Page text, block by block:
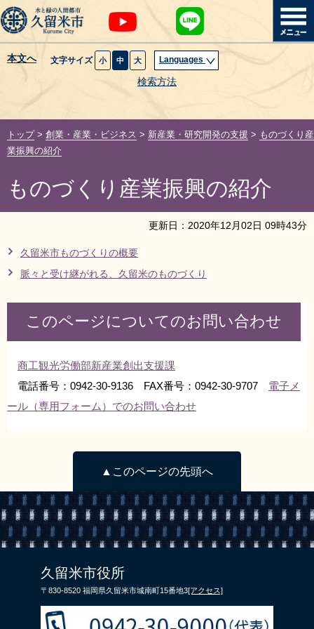
本文へ 文字サイズ 小 中 大 Languages
検索方法
暮らし・届出
健康・医療・福祉
観光魅力・イベント
リンク集 利用ガイド
RSS プライバシーポリシー
サイトについて
トップ> 創業・産業・ビジネス > 新産業・研究開発の支援 > ものづくり産
業振興の紹介
ものづくり産業振興の紹介
更新日： 2020年12 月02日 09時43分
久留米市ものづくりの概要
脈々と受け継がれる、久留米のものづくり
このページについてのお問い合わせ
商工観光労働部新産業創出支援課
電話番号：0942-30-9136 FAX番号：0942-30-9707 電子メ
ール（専用フォーム）でのお問い合わせ
▲このページの先頭へ
久留米市役所
〒830-8520 福岡県久留米市城南町15番地3[アクセス]